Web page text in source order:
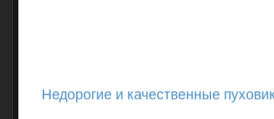
Недорогие и качественные